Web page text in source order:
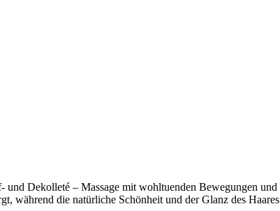
Dekolleté – Massage mit wohltuenden Bewegungen
während die natürliche Schönheit und der Glanz des